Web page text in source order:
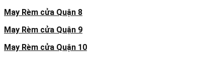
May Rèm cửa Quận 8
May Rèm cửa Quận 9
May Rèm cửa Quận 10